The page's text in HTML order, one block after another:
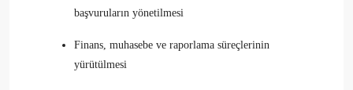
başvuruların yönetilmesi
Finans, muhasebe ve raporlama süreçlerinin
yürütülmesi